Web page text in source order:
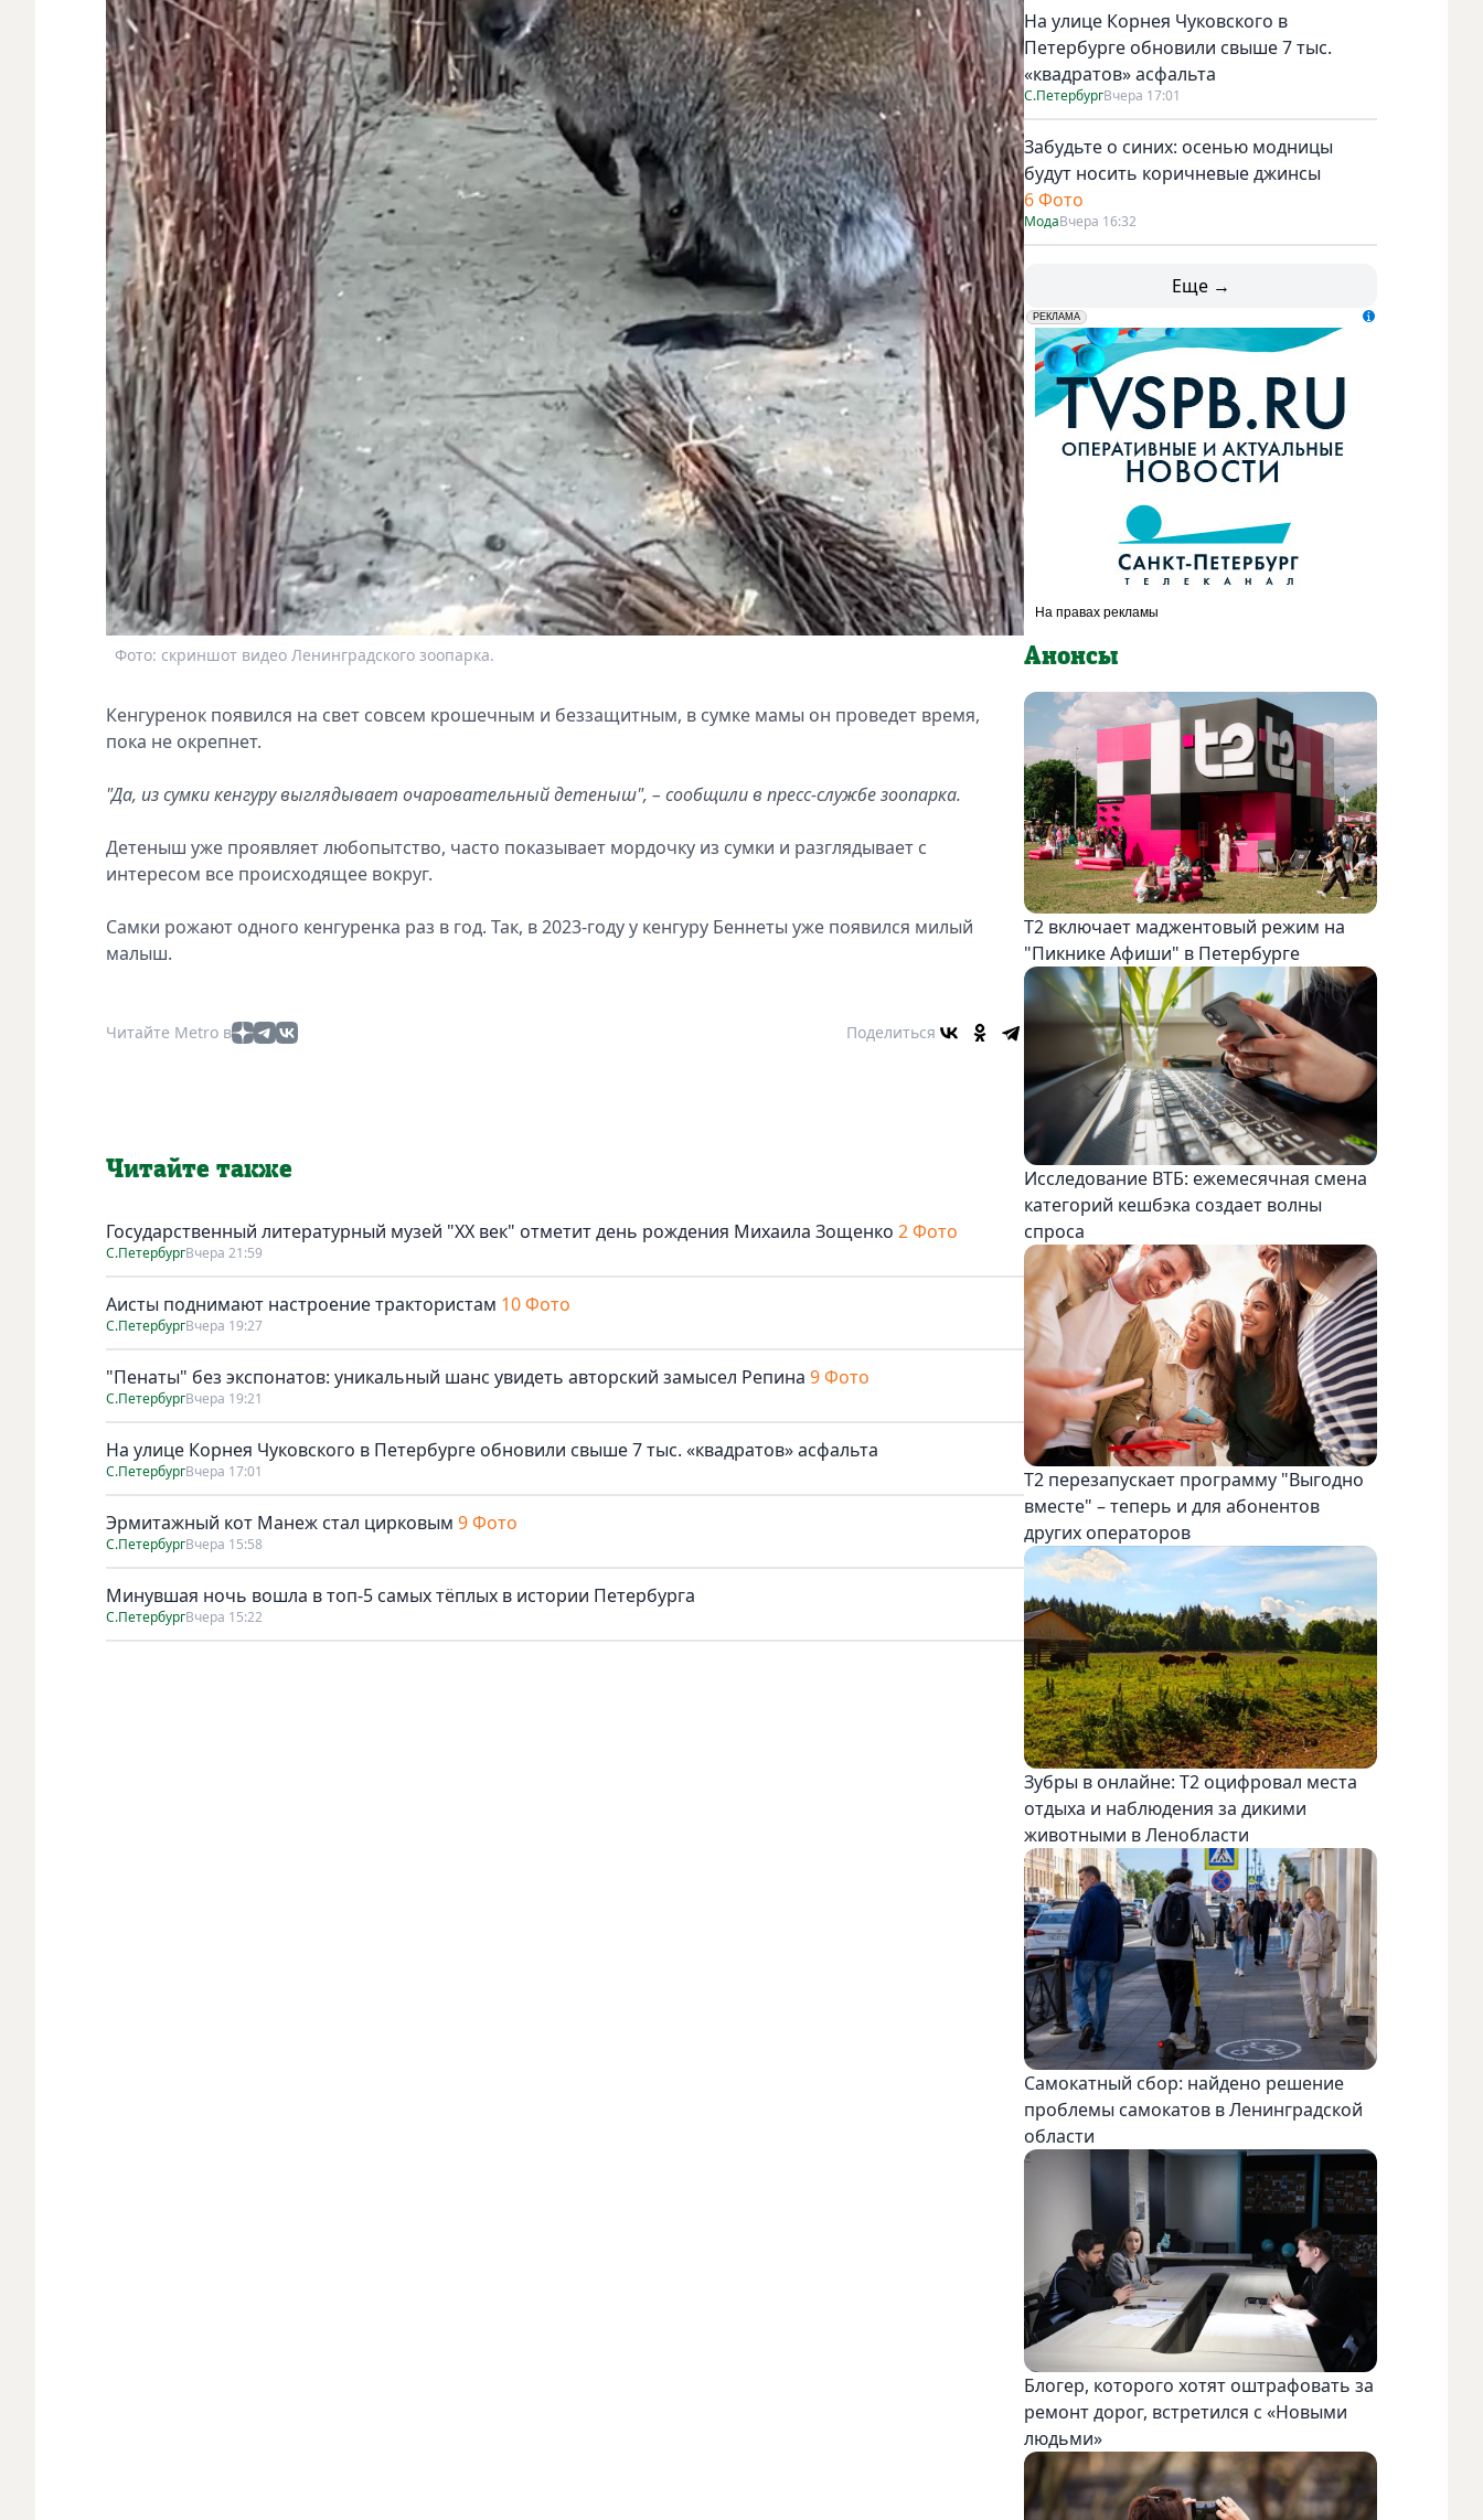
Фото: скриншот видео Ленинградского зоопарка.
Кенгуренок появился на свет совсем крошечным и беззащитным, в сумке мамы он проведет время,
пока не окрепнет.
"Да, из сумки кенгуру выглядывает очаровательный детеныш", – сообщили в пресс-службе зоопарка.
Детеныш уже проявляет любопытство, часто показывает мордочку из сумки и разглядывает с
интересом все происходящее вокруг.
Самки рожают одного кенгуренка раз в год. Так, в 2023-году у кенгуру Беннеты уже появился милый
малыш.
Читайте Metro в Поделиться
Читайте также
Государственный литературный музей "ХХ век" отметит день рождения Михаила Зощенко 2 Фото
С.ПетербургВчера 21:59
Аисты поднимают настроение трактористам 10 Фото
С.ПетербургВчера 19:27
"Пенаты" без экспонатов: уникальный шанс увидеть авторский замысел Репина 9 Фото
С.ПетербургВчера 19:21
На улице Корнея Чуковского в Петербурге обновили свыше 7 тыс. «квадратов» асфальта
С.ПетербургВчера 17:01
Эрмитажный кот Манеж стал цирковым 9 Фото
С.ПетербургВчера 15:58
Минувшая ночь вошла в топ-5 самых тёплых в истории Петербурга
С.ПетербургВчера 15:22
На улице Корнея Чуковского в
Петербурге обновили свыше 7 тыс.
«квадратов» асфальта
С.ПетербургВчера 17:01
Забудьте о синих: осенью модницы
будут носить коричневые джинсы
6 Фото
МодаВчера 16:32
Еще →
erid: LdtCK5udn
РЕКЛАМА
АО "ГАТР", ИНН: 7841320717
Анонсы
Т2 включает маджентовый режим на
"Пикнике Афиши" в Петербурге
Исследование ВТБ: ежемесячная смена
категорий кешбэка создает волны
спроса
Т2 перезапускает программу "Выгодно
вместе" – теперь и для абонентов
других операторов
Зубры в онлайне: Т2 оцифровал места
отдыха и наблюдения за дикими
животными в Ленобласти
Самокатный сбор: найдено решение
проблемы самокатов в Ленинградской
области
Блогер, которого хотят оштрафовать за
ремонт дорог, встретился с «Новыми
людьми»